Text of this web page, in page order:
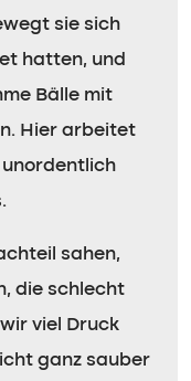
sie sich
hatten, und
Bälle mit
Hier arbeitet
sahen,
die schlecht
viel Druck
ganz sauber